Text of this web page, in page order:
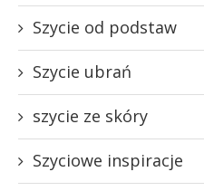
Szycie od podstaw
Szycie ubrań
szycie ze skóry
Szyciowe inspiracje